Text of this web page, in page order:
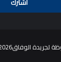
الوفاق2026